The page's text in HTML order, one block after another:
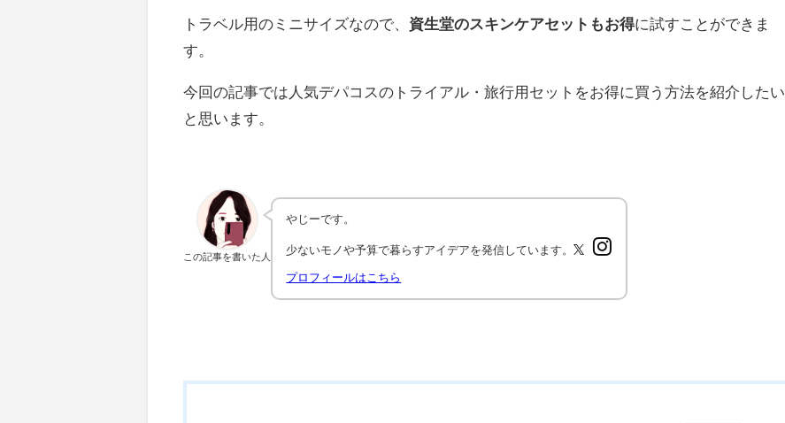
トラベル用のミニサイズなので、 資生堂のスキンケアセットもお得に試すことができま
す。
今回の記事では人気デパコスのトライアル・旅行用セットをお得に買う方法を紹介したい
と思います。
この記事を書いた人
やじーです。
少ないモノや予算で暮らすアイデアを発信しています。
プロフィールはこちら